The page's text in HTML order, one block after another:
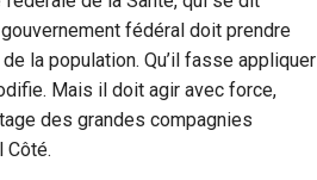
fédéral doit prendre
la population. Qu’il fasse appliquer
Mais il doit agir avec force,
des grandes compagnies
Côté.